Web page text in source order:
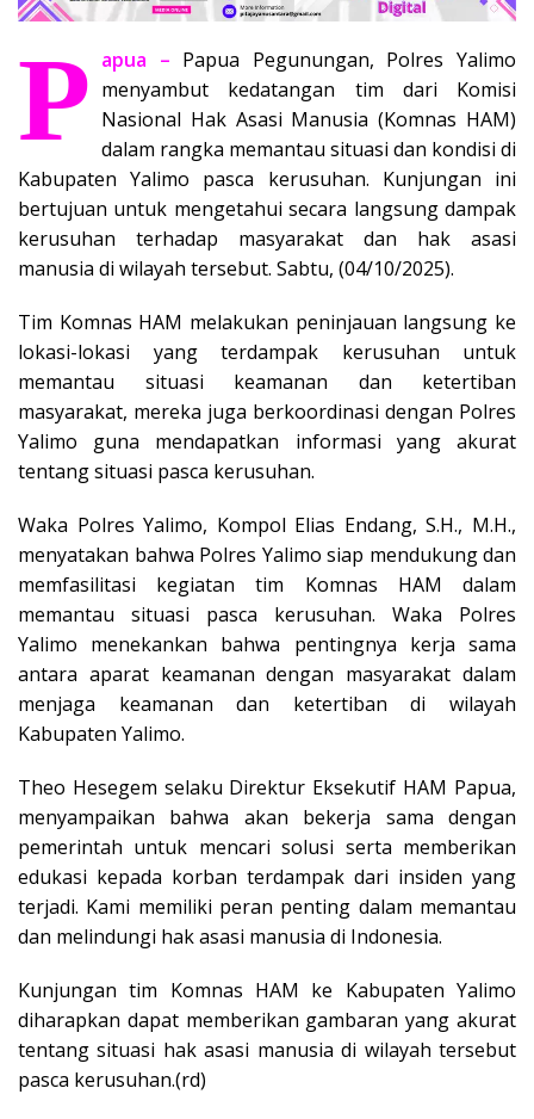
P apua – Papua Pegunungan, Polres Yalimo
menyambut kedatangan tim dari Komisi
Nasional Hak Asasi Manusia (Komnas HAM)
dalam rangka memantau situasi dan kondisi di
Kabupaten Yalimo pasca kerusuhan. Kunjungan ini
bertujuan untuk mengetahui secara langsung dampak
kerusuhan terhadap masyarakat dan hak asasi
manusia di wilayah tersebut. Sabtu, (04/10/2025).
Tim Komnas HAM melakukan peninjauan langsung ke
lokasi-lokasi yang terdampak kerusuhan untuk
memantau situasi keamanan dan ketertiban
masyarakat, mereka juga berkoordinasi dengan Polres
Yalimo guna mendapatkan informasi yang akurat
tentang situasi pasca kerusuhan.
Waka Polres Yalimo, Kompol Elias Endang, S.H., M.H.,
menyatakan bahwa Polres Yalimo siap mendukung dan
memfasilitasi kegiatan tim Komnas HAM dalam
memantau situasi pasca kerusuhan. Waka Polres
Yalimo menekankan bahwa pentingnya kerja sama
antara aparat keamanan dengan masyarakat dalam
menjaga keamanan dan ketertiban di wilayah
Kabupaten Yalimo.
Theo Hesegem selaku Direktur Eksekutif HAM Papua,
menyampaikan bahwa akan bekerja sama dengan
pemerintah untuk mencari solusi serta memberikan
edukasi kepada korban terdampak dari insiden yang
terjadi. Kami memiliki peran penting dalam memantau
dan melindungi hak asasi manusia di Indonesia.
Kunjungan tim Komnas HAM ke Kabupaten Yalimo
diharapkan dapat memberikan gambaran yang akurat
tentang situasi hak asasi manusia di wilayah tersebut
pasca kerusuhan.(rd)